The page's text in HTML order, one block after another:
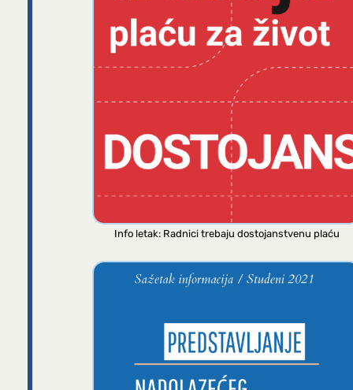
Info letak: Radnici trebaju dostojanstvenu plaću